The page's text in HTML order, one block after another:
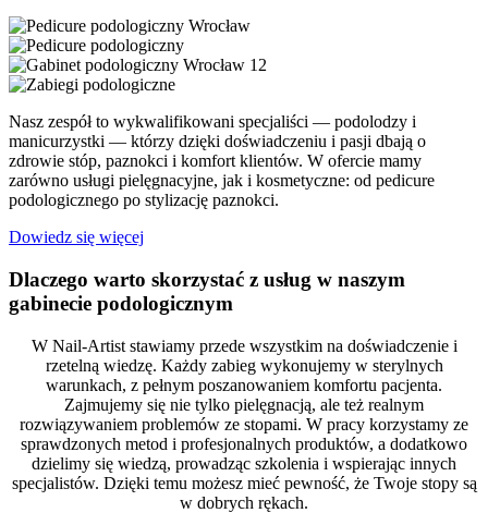
Nasz zespół to wykwalifikowani specjaliści — podolodzy i
manicurzystki — którzy dzięki doświadczeniu i pasji dbają o
zdrowie stóp, paznokci i komfort klientów. W ofercie mamy
zarówno usługi pielęgnacyjne, jak i kosmetyczne: od pedicure
podologicznego po stylizację paznokci.
Dowiedz się więcej
Dlaczego warto skorzystać z usług w naszym
gabinecie podologicznym
W Nail-Artist stawiamy przede wszystkim na doświadczenie i
rzetelną wiedzę. Każdy zabieg wykonujemy w sterylnych
warunkach, z pełnym poszanowaniem komfortu pacjenta.
Zajmujemy się nie tylko pielęgnacją, ale też realnym
rozwiązywaniem problemów ze stopami. W pracy korzystamy ze
sprawdzonych metod i profesjonalnych produktów, a dodatkowo
dzielimy się wiedzą, prowadząc szkolenia i wspierając innych
specjalistów. Dzięki temu możesz mieć pewność, że Twoje stopy są
w dobrych rękach.